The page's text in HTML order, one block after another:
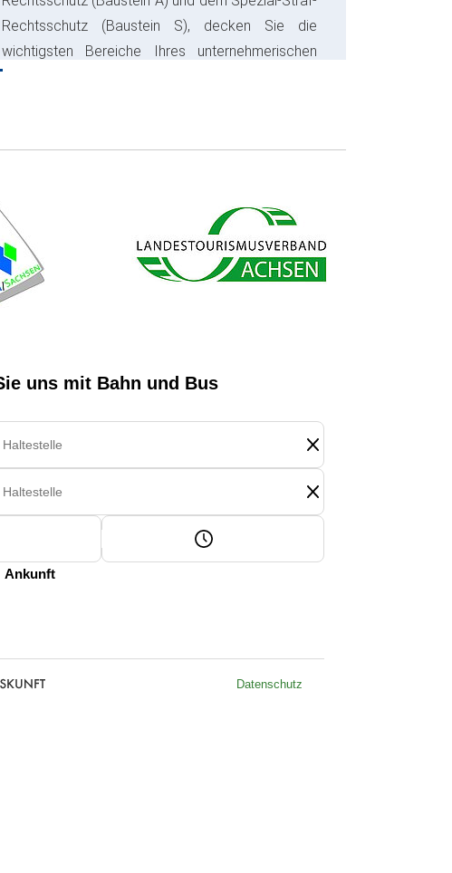
Rechtsschutz (Baustein S), decken Sie die
wichtigsten Bereiche Ihres unternehmerischen
Risikos ab und sparen bares Geld.